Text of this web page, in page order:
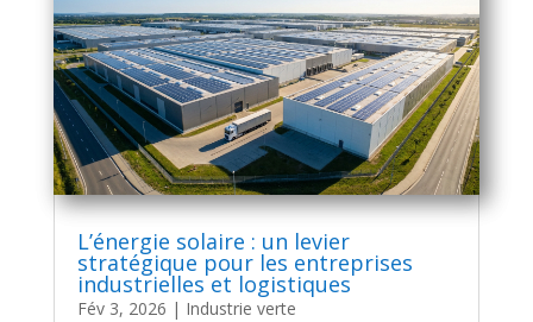
L’énergie solaire : un levier
stratégique pour les entreprises
industrielles et logistiques
Fév 3, 2026 | Industrie verte